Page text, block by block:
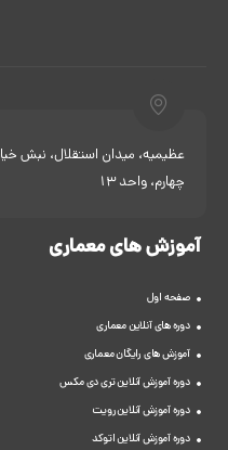
عظیمیه، میدان استقلال، نبش
چهارم، واحد 13
آموزش های معماری
صفحه اول
دوره های آنلاین معماری
آموزش های رایگان معماری
دوره آموزش آنلاین تری دی مکس
دوره آموزش آنلاین رویت
دوره آموزش آنلاین اتوکد